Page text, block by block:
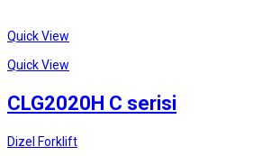
Quick View
Quick View
CLG2020H C serisi
Dizel Forklift